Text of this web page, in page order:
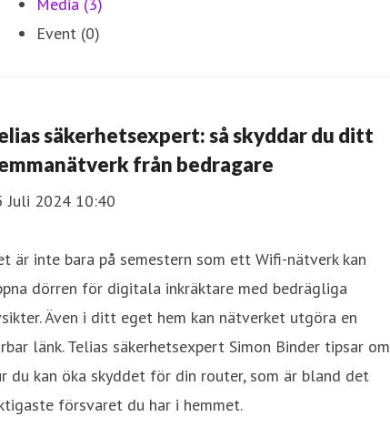
Event (0)
säkerhetsexpert: så skyddar du ditt
från bedragare
Juli 2024 10:40
är inte bara på semestern som ett Wifi-nätverk kan
dörren för digitala inkräktare med bedrägliga
Även i ditt eget hem kan nätverket utgöra en
länk. Telias säkerhetsexpert Simon Binder tipsar om
du kan öka skyddet för din router, som är bland det
försvaret du har i hemmet.